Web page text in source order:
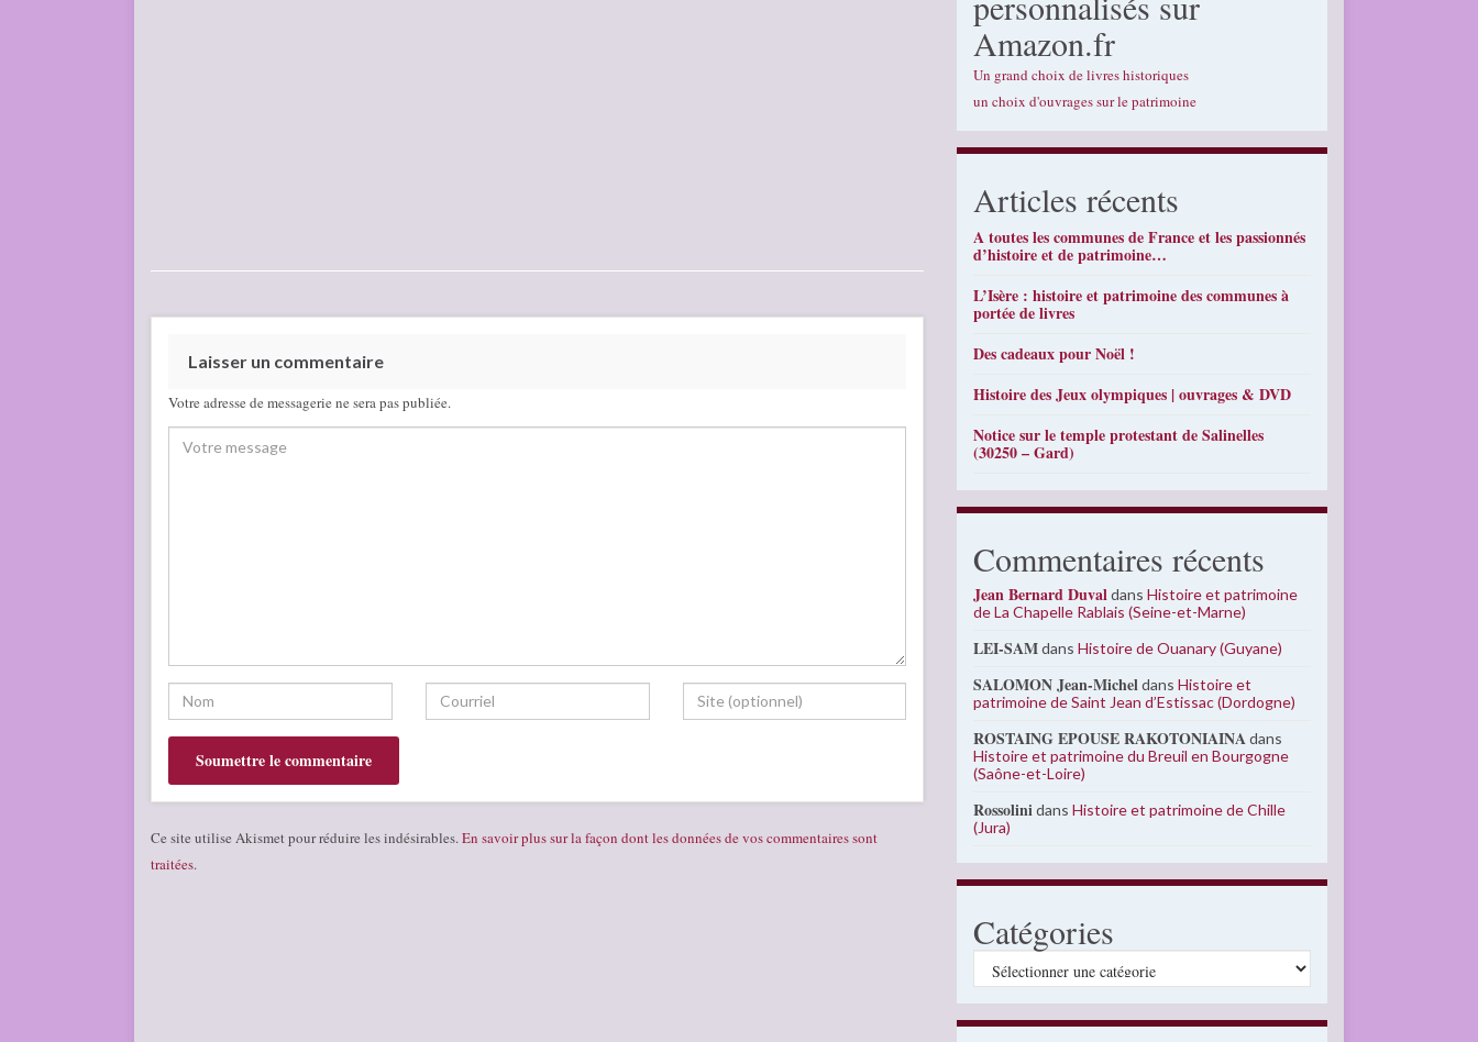
Laisser un commentaire
Votre adresse de messagerie ne sera pas publiée.
Ce site utilise Akismet pour réduire les indésirables. En savoir plus sur la façon dont les données de vos commentaires sont
traitées.
Amazon.fr
Un grand choix de livres historiques
un choix d'ouvrages sur le patrimoine
Articles récents
A toutes les communes de France et les passionnés
d’histoire et de patrimoine…
L’Isère : histoire et patrimoine des communes à
portée de livres
Des cadeaux pour Noël !
Histoire des Jeux olympiques | ouvrages & DVD
Notice sur le temple protestant de Salinelles
(30250 – Gard)
Commentaires récents
Jean Bernard DuvaldansHistoire et patrimoine
de La Chapelle Rablais (Seine-et-Marne)
LEI-SAMdansHistoire de Ouanary (Guyane)
SALOMON Jean-MicheldansHistoire et
patrimoine de Saint Jean d’Estissac (Dordogne)
ROSTAING EPOUSE RAKOTONIAINAdans
Histoire et patrimoine du Breuil en Bourgogne
(Saône-et-Loire)
RossolinidansHistoire et patrimoine de Chille
(Jura)
Catégories
Catégories